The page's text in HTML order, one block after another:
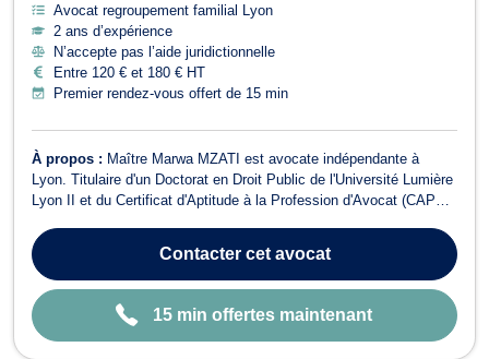
Avocat regroupement familial Lyon
2 ans d’expérience
N’accepte pas l’aide juridictionnelle
Entre 120 € et 180 € HT
Premier rendez-vous offert de 15 min
À propos : Maître Marwa MZATI est avocate indépendante à
Lyon. Titulaire d'un Doctorat en Droit Public de l'Université Lumière
Lyon II et du Certificat d'Aptitude à la Profession d'Avocat (CAPA)
général, en droit des étrangers et de la nationalité, et en droit
instituti...
Contactercet avocat
15 min offertes maintenant